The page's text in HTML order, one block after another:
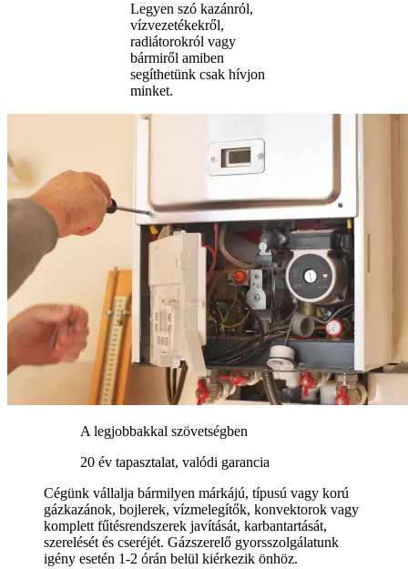
Legyen szó kazánról,
vízvezetékekről,
radiátorokról vagy
bármiről amiben
segíthetünk csak hívjon
minket.
A legjobbakkal szövetségben
20 év tapasztalat, valódi garancia
Cégünk vállalja bármilyen márkájú, típusú vagy korú
gázkazánok, bojlerek, vízmelegítők, konvektorok vagy
komplett fűtésrendszerek javítását, karbantartását,
szerelését és cseréjét. Gázszerelő gyorsszolgálatunk
igény esetén 1-2 órán belül kiérkezik önhöz.